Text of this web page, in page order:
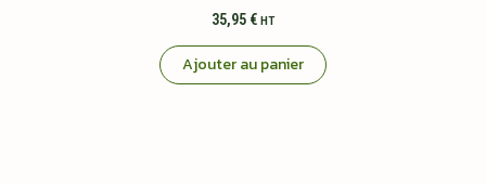
35,95 € HT
Ajouter au panier